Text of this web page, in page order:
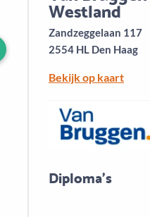
Westland
Zandzeggelaan 117
2554 HL Den Haag
Bekijk op kaart
Diploma's